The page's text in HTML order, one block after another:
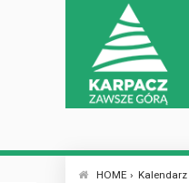
HOME › Kalendarz